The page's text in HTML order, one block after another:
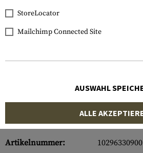
Artikelnummer:
10296330900
StoreLocator
Mailchimp Connected Site
AUSWAHL
ALLE